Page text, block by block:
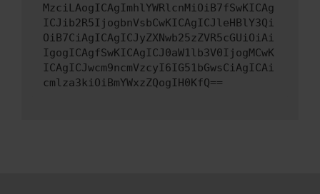
MzciLAogICAgImhlYWRlcnMiOiB7fSwKICAg
ICJib2R5IjogbnVsbCwKICAgICJleHBlY3Qi
OiB7CiAgICAgICJyZXNwb25zZVR5cGUiOiAi
IgogICAgfSwKICAgICJ0aW1lb3V0IjogMCwK
ICAgICJwcm9ncmVzcyI6IG51bGwsCiAgICAi
cmlza3kiOiBmYWxzZQogIH0KfQ==